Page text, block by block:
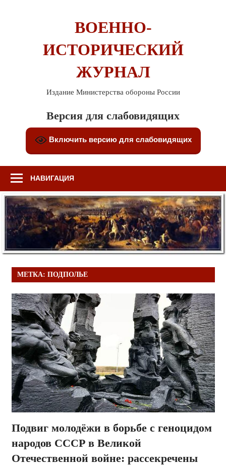
ВОЕННО-
ИСТОРИЧЕСКИЙ
ЖУРНАЛ
Издание Министерства обороны России
Версия для слабовидящих
Включить версию для слабовидящих
НАВИГАЦИЯ
МЕТКА: ПОДПОЛЬЕ
Подвиг молодёжи в борьбе с геноцидом
народов СССР в Великой
Отечественной войне: рассекречены